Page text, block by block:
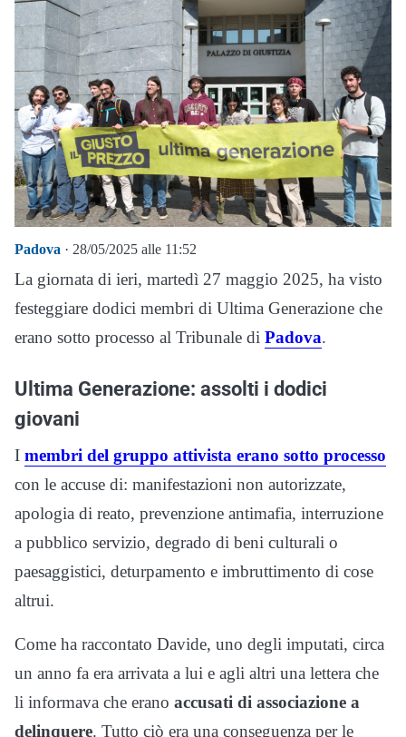
Padova · 28/05/2025 alle 11:52
La giornata di ieri, martedì 27 maggio 2025, ha visto
festeggiare dodici membri di Ultima Generazione che
erano sotto processo al Tribunale di Padova.
Ultima Generazione: assolti i dodici
giovani
I membri del gruppo attivista erano sotto processo
con le accuse di: manifestazioni non autorizzate,
apologia di reato, prevenzione antimafia, interruzione
a pubblico servizio, degrado di beni culturali o
paesaggistici, deturpamento e imbruttimento di cose
altrui.
Come ha raccontato Davide, uno degli imputati, circa
un anno fa era arrivata a lui e agli altri una lettera che
li informava che erano accusati di associazione a
delinquere. Tutto ciò era una conseguenza per le